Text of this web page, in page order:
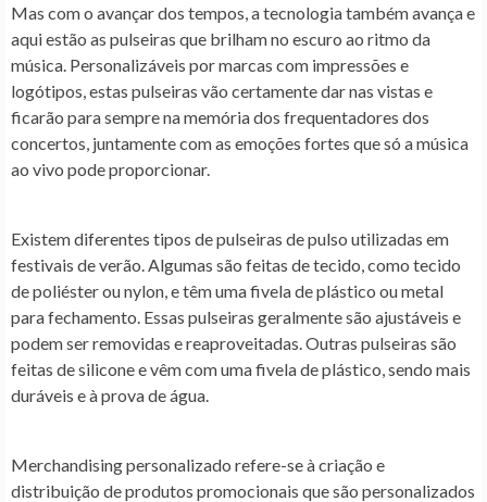
Mas com o avançar dos tempos, a tecnologia também avança e
aqui estão as pulseiras que brilham no escuro ao ritmo da
música. Personalizáveis por marcas com impressões e
logótipos, estas pulseiras vão certamente dar nas vistas e
ficarão para sempre na memória dos frequentadores dos
concertos, juntamente com as emoções fortes que só a música
ao vivo pode proporcionar.
Existem diferentes tipos de pulseiras de pulso utilizadas em
festivais de verão. Algumas são feitas de tecido, como tecido
de poliéster ou nylon, e têm uma fivela de plástico ou metal
para fechamento. Essas pulseiras geralmente são ajustáveis e
podem ser removidas e reaproveitadas. Outras pulseiras são
feitas de silicone e vêm com uma fivela de plástico, sendo mais
duráveis e à prova de água.
Merchandising personalizado refere-se à criação e
distribuição de produtos promocionais que são personalizados